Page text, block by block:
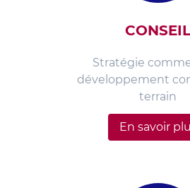
CONSEIL
Stratégie
développement
terrain
En savoir